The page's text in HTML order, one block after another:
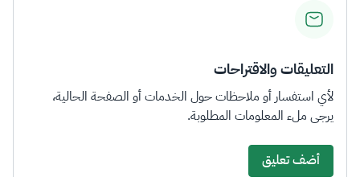
التعليقات والاقتراحات
لأي استفسار أو ملاحظات حول الخدمات أو الصفحة الحالية،
يرجى ملء المعلومات المطلوبة.
أضف تعليق